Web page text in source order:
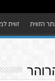
הזווית זווית